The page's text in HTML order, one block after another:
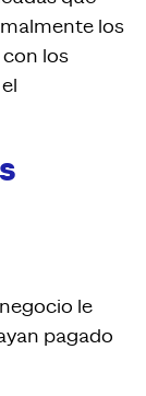
los
los
le
pagado